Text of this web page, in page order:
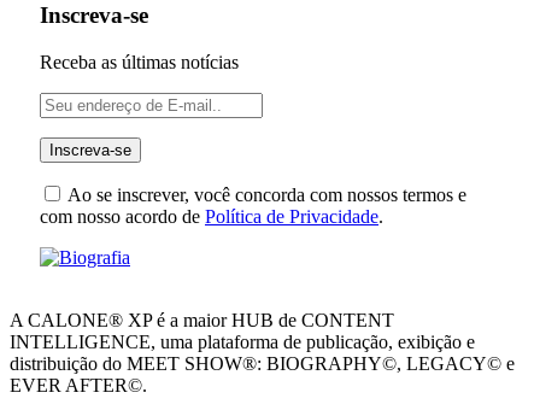
Inscreva-se
Receba as últimas notícias
Ao se inscrever, você concorda com nossos termos e
com nosso acordo de Política de Privacidade.
A CALONE® XP é a maior HUB de CONTENT
INTELLIGENCE, uma plataforma de publicação, exibição e
distribuição do MEET SHOW®: BIOGRAPHY©, LEGACY© e
EVER AFTER©.